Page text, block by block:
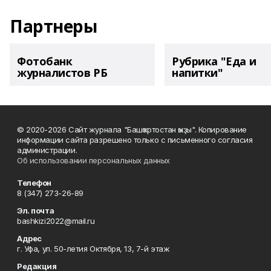
Партнеры
Фотобанк
журналистов РБ
Рубрика "Еда и
напитки"
© 2020-2026 Сайт журнала "Башҡортостан ҡыҙы". Копирование
информации сайта разрешено только с письменного согласия
администрации.
Об использовании персональных данных
Телефон
8 (347) 273-26-89
Эл. почта
bashkizi2022@mail.ru
Адрес
г. Уфа, ул. 50-летия Октября, 13, 7-й этаж
Редакция